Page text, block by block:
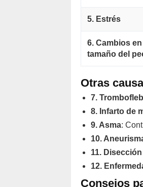
5. Estrés
6. Cambios en
tamaño del
Otras
7.
8. Infarto de
9. Asma:
10.
11.
12.
Consejos